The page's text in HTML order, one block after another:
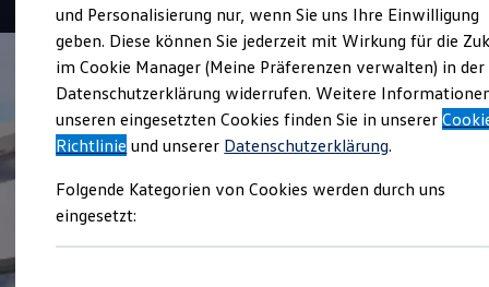
Kombis
Kompaktwagen
Sportwagen
Schnell verfügbare Fahrzeuge
Angebote und Produkte
Aktuelle Angebote
E-Auto-Förderung
Volkswagen Marktplatz
Junge Gebrauchtwagen und Gebrauchtwagen
Volkswagen Zertifizierte Gebrauchtwagen
Zubehör- und Serviceangebote
und Personalisierung nur, wenn Sie uns Ihre Einwilligung
geben. Diese können Sie jederzeit mit Wirkung für die
im Cookie Manager (Meine Präferenzen verwalten) in der
Datenschutzerklärung widerrufen. Weitere
unseren eingesetzten Cookies finden Sie in unserer
Richtlinie und unserer Datenschutzerklärung.
Folgende Kategorien von Cookies werden durch uns
eingesetzt: